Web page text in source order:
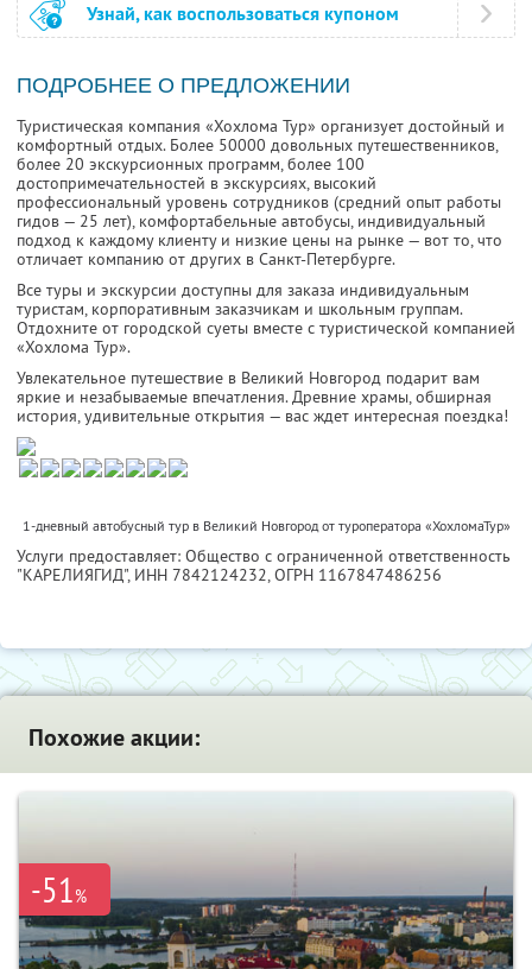
Узнай, как воспользоваться купоном
ПОДРОБНЕЕ О ПРЕДЛОЖЕНИИ
Туристическая компания «Хохлома Тур» организует достойный и
комфортный отдых. Более 50000 довольных путешественников,
более 20 экскурсионных программ, более 100
достопримечательностей в экскурсиях, высокий
профессиональный уровень сотрудников (средний опыт работы
гидов — 25 лет), комфортабельные автобусы, индивидуальный
подход к каждому клиенту и низкие цены на рынке — вот то, что
отличает компанию от других в Санкт-Петербурге.
Все туры и экскурсии доступны для заказа индивидуальным
туристам, корпоративным заказчикам и школьным группам.
Отдохните от городской суеты вместе с туристической компанией
«Хохлома Тур».
Увлекательное путешествие в Великий Новгород подарит вам
яркие и незабываемые впечатления. Древние храмы, обширная
история, удивительные открытия — вас ждет интересная поездка!
1-дневный автобусный тур в Великий Новгород от туроператора «ХохломаТур»
Услуги предоставляет: Общество с ограниченной ответственность
"КАРЕЛИЯГИД", ИНН 7842124232, ОГРН 1167847486256
Похожие акции:
-51%